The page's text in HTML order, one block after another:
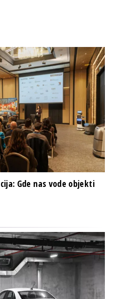
Gde nas vode objekti